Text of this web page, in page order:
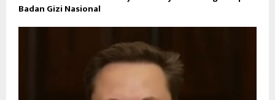
Badan Gizi Nasional